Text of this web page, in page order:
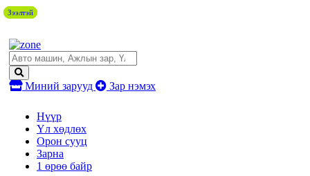
Миний зарууд Зар нэмэх
Нүүр
Үл хөдлөх
Орон сууц
Зарна
1 өрөө байр
Зээлтэй
Зээлтэй
Зээлтэй